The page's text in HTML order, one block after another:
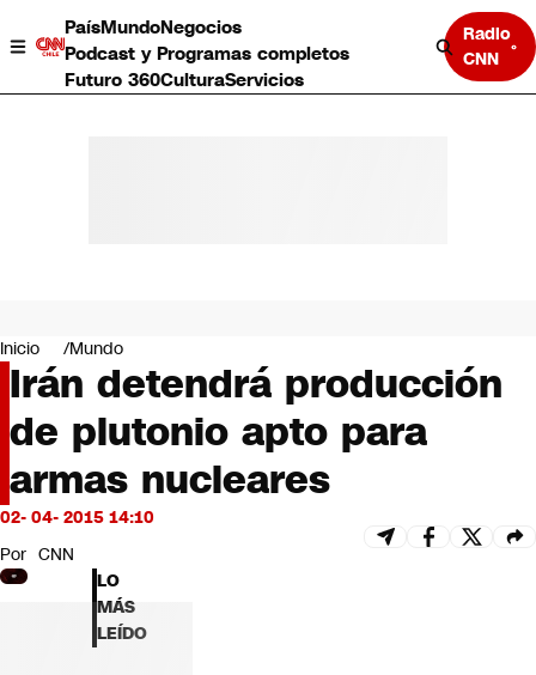
PaísMundoNegocios
Podcast y Programas completos
Futuro 360CulturaServicios
Radio
CNN
Negocios
Deportes
Programas completos
Cultura
Servicios
Bits
CNN tiempo
Futuro 360
Opinión
Inicio Mundo
Irán detendrá producción
de plutonio apto para
armas nucleares
02- 04- 2015 14:10
Por CNN
LO
MÁS
LEÍDO